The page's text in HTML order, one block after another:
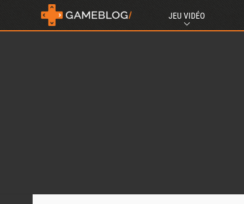
JEU VIDÉO